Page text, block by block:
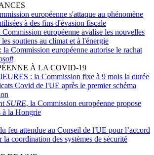
européenne s'attaque au phénomène
à des fins d'évasion fiscale
Commission européenne avalise les nouvelles
soutiens au climat et à l'énergie
la Commission européenne autorise le rachat
À LA COVID-19
: la Commission fixe à 9 mois la durée
Covid de l'UE après le premier schéma
SURE, la Commission européenne propose
à la Hongrie
feu attendue au Conseil de l'UE pour l’accord
coordination des systèmes de sécurité